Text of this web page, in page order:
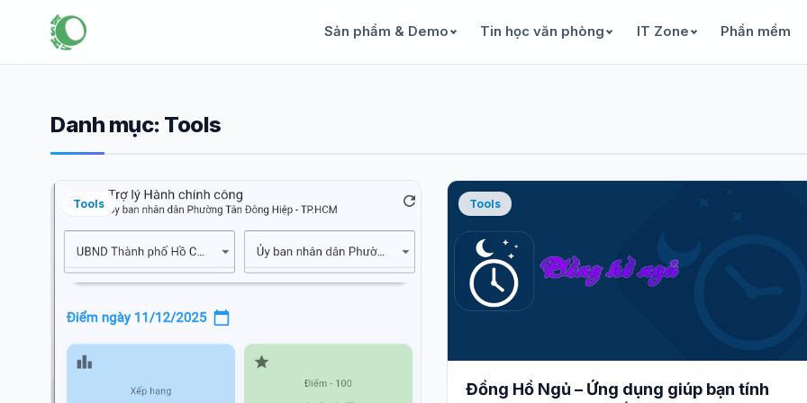
Sản phẩm & Demo Tin học văn phòng IT Zone Phần mềm
Danh mục: Tools
Tools Tools
Đồng Hồ Ngủ – Ứng dụng giúp bạn tính